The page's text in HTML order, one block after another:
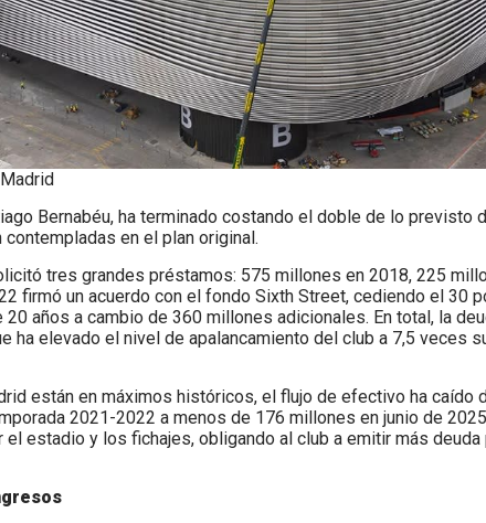
Bernabéu, ha terminado costando el doble de lo previsto
en el plan original.
tres grandes préstamos: 575 millones en 2018, 225
firmó un acuerdo con el fondo Sixth Street, cediendo el 30
años a cambio de 360 millones adicionales. En total, la
ha elevado el nivel de apalancamiento del club a 7,5 veces
están en máximos históricos, el flujo de efectivo ha caído
2021-2022 a menos de 176 millones en junio de
estadio y los fichajes, obligando al club a emitir más deuda